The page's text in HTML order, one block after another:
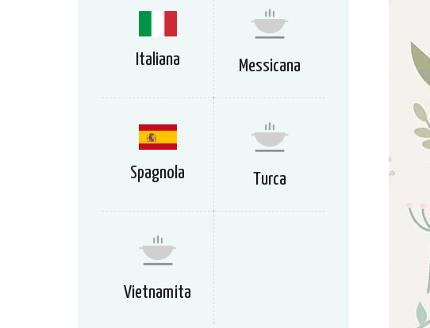
Italiana Messicana
Spagnola Turca
Vietnamita